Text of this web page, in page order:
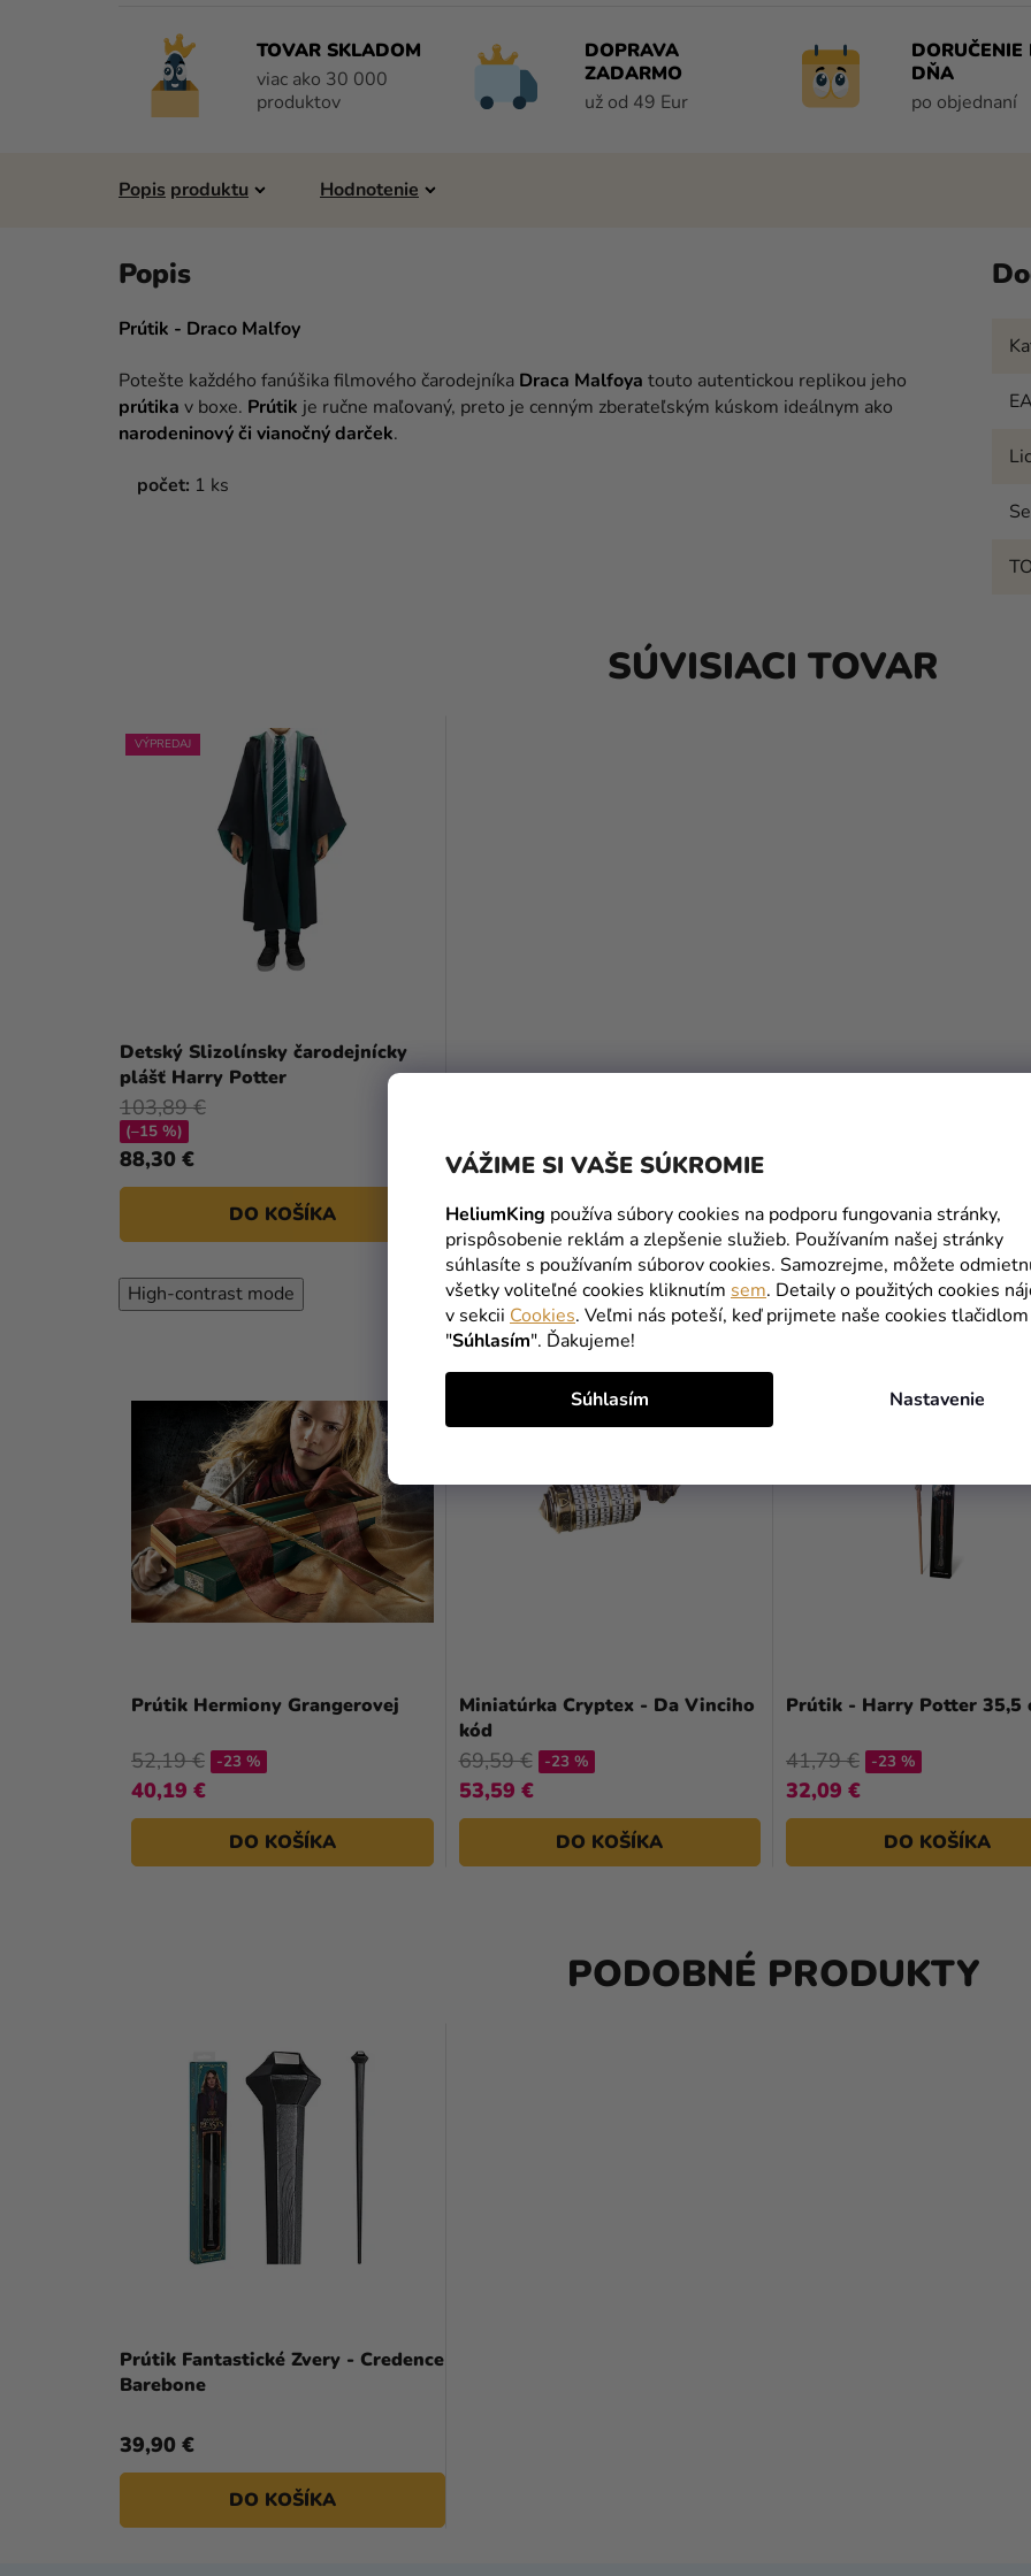
VÁŽIME SI VAŠE SÚKROMIE
HeliumKing používa súbory cookies na podporu fungovania stránky,
prispôsobenie reklám a zlepšenie služieb. Používaním našej stránky
súhlasíte s používaním súborov cookies. Samozrejme, môžete
všetky voliteľné cookies kliknutím sem. Detaily o použitých cookies
v sekcii Cookies. Veľmi nás poteší, keď prijmete naše cookies tlačidlom
"Súhlasím". Ďakujeme!
Nastavenie
Súhlasím
TOVAR SKLADOM
viac ako 30 000
produktov
DOPRAVA
ZADARMO
už od 49 Eur
DŇA
po objednaní
Popis Hodnotenie
Prútik - Draco Malfoy
Potešte každého fanúšika filmového čarodejníka Draca Malfoya touto autentickou replikou jeho
prútika v boxe. Prútik je ručne maľovaný, preto je cenným zberateľským kúskom ideálnym ako
narodeninový či vianočný darček.
počet: 1 ks
SÚVISIACI TOVAR
VÝPREDAJ
Detský Slizolínsky čarodejnícky
plášť Harry Potter
88,30 €
103,89 €
(–15 %)
DO KOŠÍKA
High-contrast mode
MOHLO BY VÁS ZAUJÍMAŤ
Prútik Hermiony Grangerovej
52,19 €
40,19 €
-23 %
DO KOŠÍKA
Miniatúrka Cryptex - Da Vinciho
kód
69,59 €
53,59 €
-23 %
DO KOŠÍKA
Prútik - Harry Potter 35,5
41,79 €
32,09 €
-23 %
DO KOŠÍKA
PODOBNÉ PRODUKTY
Prútik Fantastické Zvery - Credence
Barebone
39,90 €
DO KOŠÍKA